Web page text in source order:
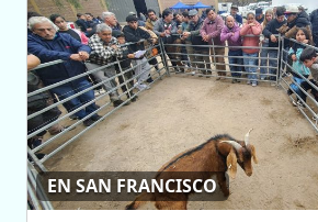
EN SAN FRANCISCO